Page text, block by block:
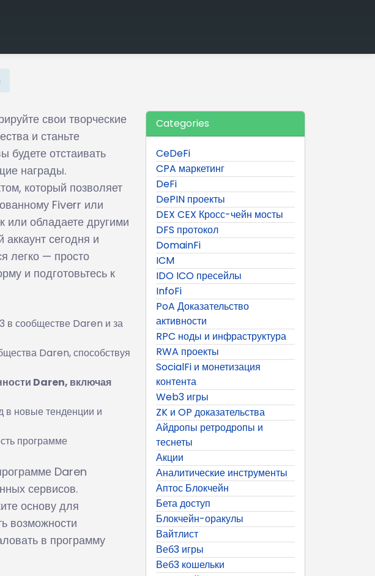
свои творческие
и станьте
будете отстаивать
награды.
который позволяет
Fiverr или
или обладаете другими
сегодня и
легко — просто
и подготовьтесь к
в сообществе Daren и за
Daren, способствуя
Daren, включая
в новые тенденции и
программе
Daren
сервисов.
основу для
возможности
в программу
Categories
CeDeFi
CPA маркетинг
DeFi
DePIN проекты
DEX CEX Кросс-чейн мосты
DFS протокол
DomainFi
ICM
IDO ICO пресейлы
InfoFi
PoA Доказательство
активности
RPC ноды и инфраструктура
RWA проекты
SocialFi и монетизация
контента
Web3 игры
ZK и OP доказательства
Айдропы ретродропы и
теснеты
Акции
Аналитические инструменты
Аптос Блокчейн
Бета доступ
Блокчейн-оракулы
Вайтлист
Веб3 игры
Веб3 кошельки